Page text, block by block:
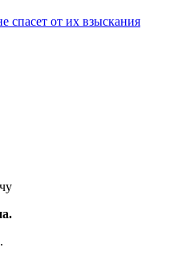
спасет от их взыскания